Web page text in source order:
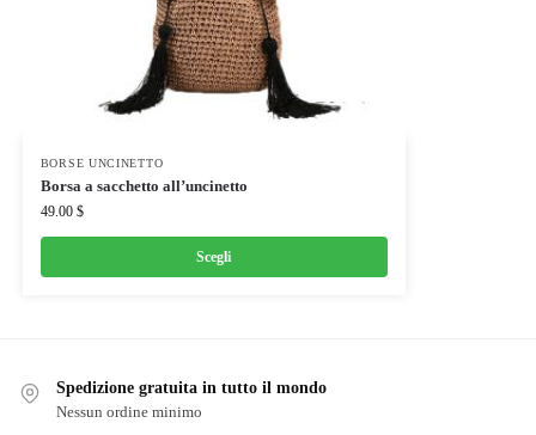
BORSE UNCINETTO
Borsa a sacchetto all’uncinetto
49.00 $
Scegli
Spedizione gratuita in tutto il mondo
Nessun ordine minimo